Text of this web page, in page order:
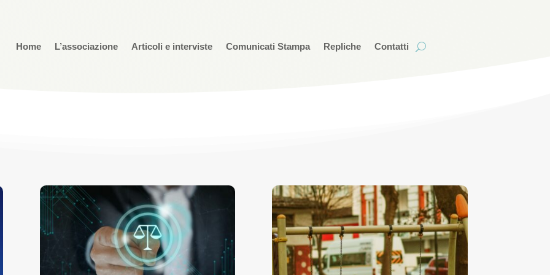
Home L’associazione Articoli e interviste Comunicati Stampa Repliche Contatti